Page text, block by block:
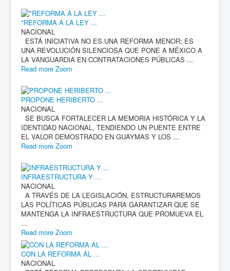
*REFORMA A LA LEY ...
NACIONAL
ESTÁ INICIATIVA NO ES UNA REFORMA MENOR; ES
UNA REVOLUCIÓN SILENCIOSA QUE PONE A MÉXICO A
LA VANGUARDIA EN CONTRATACIONES PÚBLICAS ...
Read more Zoom
PROPONE HERIBERTO ...
NACIONAL
SE BUSCA FORTALECER LA MEMORIA HISTÓRICA Y LA
IDENTIDAD NACIONAL, TENDIENDO UN PUENTE ENTRE
EL VALOR DEMOSTRADO EN GUAYMAS Y LOS ...
Read more Zoom
INFRAESTRUCTURA Y ...
NACIONAL
A TRAVÉS DE LA LEGISLACIÓN, ESTRUCTURAREMOS
LAS POLÍTICAS PÚBLICAS PARA GARANTIZAR QUE SE
MANTENGA LA INFRAESTRUCTURA QUE PROMUEVA EL
...
Read more Zoom
CON LA REFORMA AL ...
NACIONAL